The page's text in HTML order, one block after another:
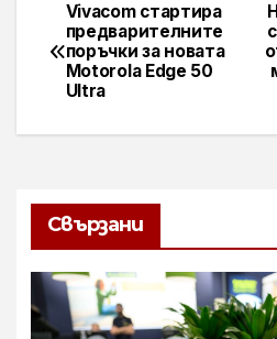
Навигация
Vivacom стартира
предварителните
поръчки за новата
Motorola Edge 50
Ultra
Свързани